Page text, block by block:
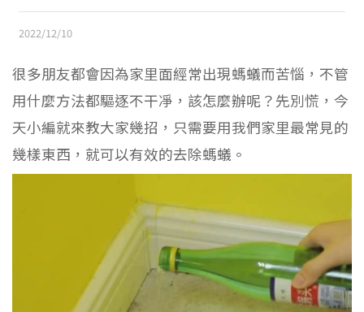
2022/12/10
很多朋友都會因為家里面經常出現螞蟻而苦惱，不管
用什麼方法都驅逐不干凈，該怎麼辦呢？先別慌，今
天小編就來教大家幾招，只需要用我們家里最常見的
幾樣東西，就可以有效的去除螞蟻。